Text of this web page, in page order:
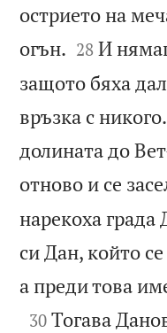
острието на
огън. 

28 И
защото бяха
връзка с
долината до
отново и се
нарекоха
си Дан, който
а преди това

30 Тогава